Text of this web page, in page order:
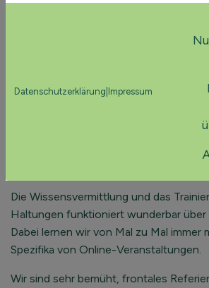
Wir unterstützen das, sofern die
den gegebenen Hygienebedingungen
Live-Formate haben gerade für die
zwischenmenschlicher und sozialer
Die Wissensvermittlung und das
Haltungen funktioniert wunderbar über
Dabei lernen wir von Mal zu Mal immer
Spezifika von Online-Veranstaltungen.
Wir sind sehr bemüht, frontales
Datenschutzerklärung Impressum